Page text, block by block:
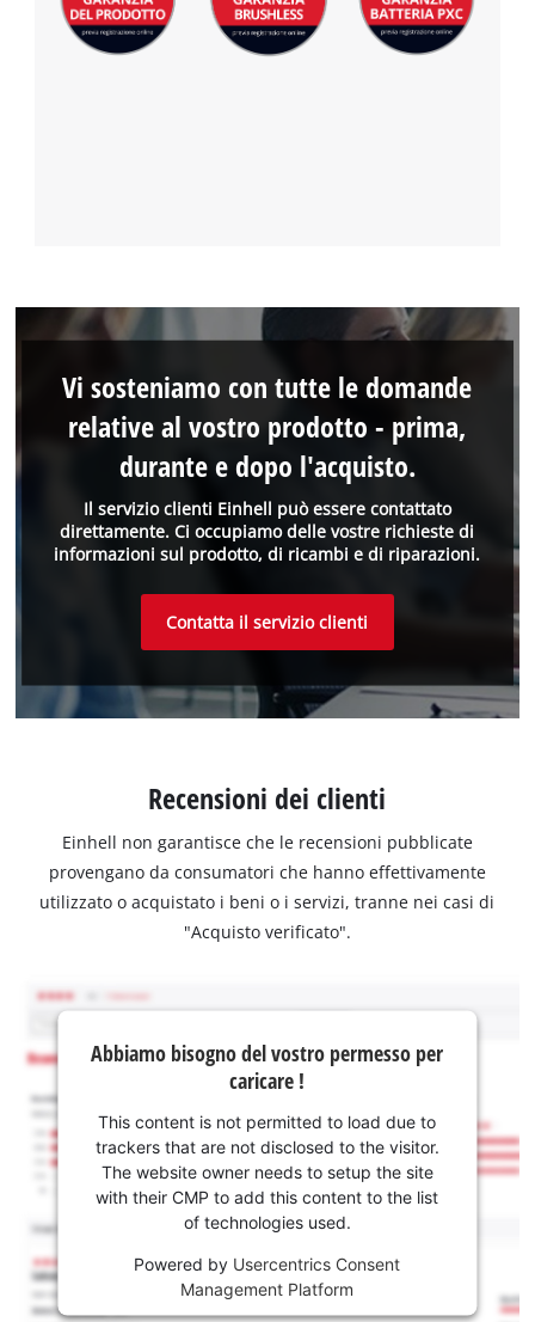
Il servizio clienti Einhell può essere contattato
direttamente. Ci occupiamo delle vostre richieste di
informazioni sul prodotto, di ricambi e di riparazioni.
Vi sosteniamo con tutte le domande
relative al vostro prodotto - prima,
durante e dopo l'acquisto.
Contatta il servizio clienti
Recensioni dei clienti
Einhell non garantisce che le recensioni pubblicate
provengano da consumatori che hanno effettivamente
utilizzato o acquistato i beni o i servizi, tranne nei casi di
"Acquisto verificato".
Abbiamo bisogno del vostro permesso per
caricare !
This content is not permitted to load due to
trackers that are not disclosed to the visitor.
The website owner needs to setup the site
with their CMP to add this content to the list
of technologies used.
Powered by Usercentrics Consent
Management Platform